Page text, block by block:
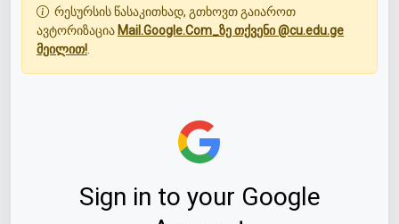
რესურსის წასაკითხად, გთხოვთ გაიაროთ
ავტორიზაცია Mail.Google.Com_ზე თქვენი @cu.edu.ge
მეილით!